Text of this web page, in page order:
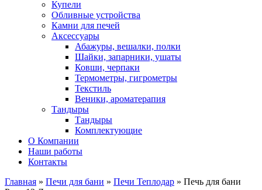
Купели
Обливные устройства
Камни для печей
Аксессуары
Абажуры, вешалки, полки
Шайки, запарники, ушаты
Ковши, черпаки
Термометры, гигрометры
Текстиль
Веники, ароматерапия
Тандыры
Тандыры
Комплектующие
О Компании
Наши работы
Контакты
Главная » Печи для бани » Печи Теплодар » Печь для бани